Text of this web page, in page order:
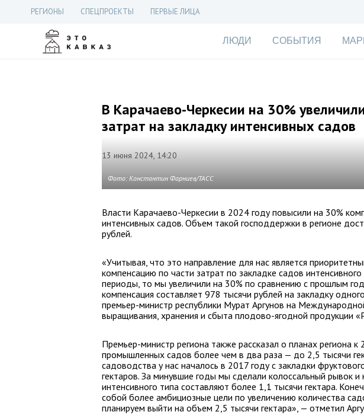
РЕГИОНЫ СПЕЦПРОЕКТЫ ПЕРВЫЕ ЛИЦА
ЛЮДИ СОБЫТИЯ
В Карачаево-Черкесии на 30%
затрат на закладку интенсивных садов
13 июня 2024, 14:20
Фото: Константин Фарниев/ТАСС
Власти Карачаево-Черкесии в 2024 году повысили на 30%
интенсивных садов. Объем такой господдержки в регионе
рублей.
«Учитывая, что это направление для нас является
компенсацию по части затрат по закладке садов
периоды, то мы увеличили на 30% по сравнению с прошлым
компенсация составляет 978 тысячи рублей на закладку
премьер-министр республики Мурат Аргунов на
выращивания, хранения и сбыта плодово-ягодной продукции
Премьер-министр региона также рассказал о планах региона
промышленных садов более чем в два раза — до 2,5 тысячи
садоводства у нас началось в 2017 году с закладки
гектаров. За минувшие годы мы сделали колоссальный рывок и
интенсивного типа составляют более 1,1 тысячи гектара.
собой более амбициозные цели по увеличению количества
планируем выйти на объем 2,5 тысячи гектара», — отметил